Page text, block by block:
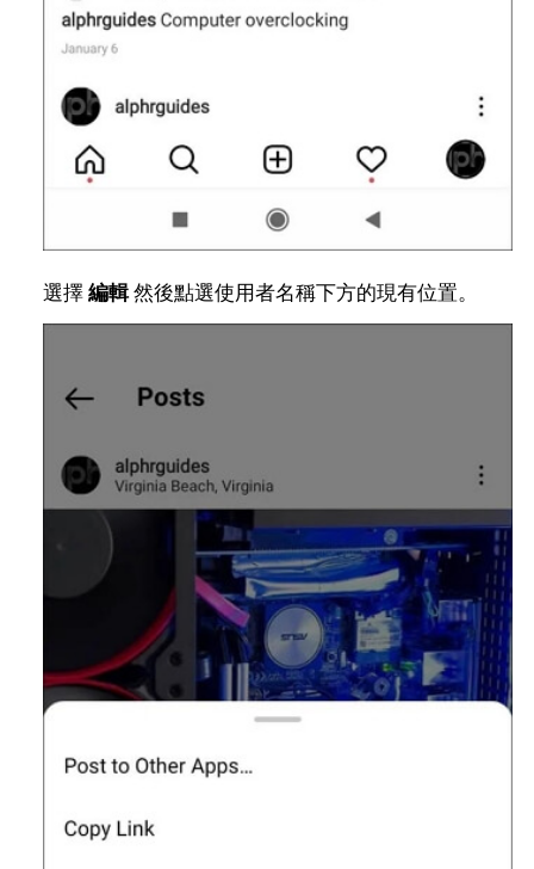
選擇 編輯然後點選使用者名稱下方的現有位置。